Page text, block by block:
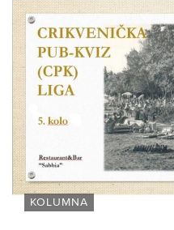
KOLUMNA